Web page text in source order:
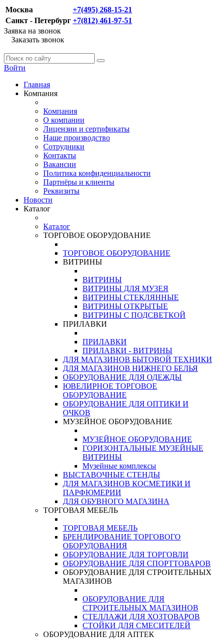
Москва
+7(495) 268-15-21
Санкт - Петербург +7(812) 461-97-51
Заявка на звонок
Заказать звонок
Войти
Главная
Компания
Компания
О компании
Лицензии и сертификаты
Наше производство
Сотрудники
Контакты
Вакансии
Политика конфиденциальности
Партнёры и клиенты
Реквизиты
Новости
Каталог
Каталог
ТОРГОВОЕ ОБОРУДОВАНИЕ
ТОРГОВОЕ ОБОРУДОВАНИЕ
ВИТРИНЫ
ВИТРИНЫ
ВИТРИНЫ ДЛЯ МУЗЕЯ
ВИТРИНЫ СТЕКЛЯННЫЕ
ВИТРИНЫ ОТКРЫТЫЕ
ВИТРИНЫ С ПОДСВЕТКОЙ
ПРИЛАВКИ
ПРИЛАВКИ
ПРИЛАВКИ - ВИТРИНЫ
ДЛЯ МАГАЗИНОВ БЫТОВОЙ ТЕХНИКИ
ДЛЯ МАГАЗИНОВ НИЖНЕГО БЕЛЬЯ
ОБОРУДОВАНИЕ ДЛЯ ОДЕЖДЫ
ЮВЕЛИРНОЕ ТОРГОВОЕ
ОБОРУДОВАНИЕ
ОБОРУДОВАНИЕ ДЛЯ ОПТИКИ И
ОЧКОВ
МУЗЕЙНОЕ ОБОРУДОВАНИЕ
МУЗЕЙНОЕ ОБОРУДОВАНИЕ
ГОРИЗОНТАЛЬНЫЕ МУЗЕЙНЫЕ
ВИТРИНЫ
Музейные комплексы
ВЫСТАВОЧНЫЕ СТЕНДЫ
ДЛЯ МАГАЗИНОВ КОСМЕТИКИ И
ПАРФЮМЕРИИ
ДЛЯ ОБУВНОГО МАГАЗИНА
ТОРГОВАЯ МЕБЕЛЬ
ТОРГОВАЯ МЕБЕЛЬ
БРЕНДИРОВАНИЕ ТОРГОВОГО
ОБОРУДОВАНИЯ
ОБОРУДОВАНИЕ ДЛЯ ТОРГОВЛИ
ОБОРУДОВАНИЕ ДЛЯ СПОРТТОВАРОВ
ОБОРУДОВАНИЕ ДЛЯ СТРОИТЕЛЬНЫХ
МАГАЗИНОВ
ОБОРУДОВАНИЕ ДЛЯ
СТРОИТЕЛЬНЫХ МАГАЗИНОВ
СТЕЛЛАЖИ ДЛЯ ХОЗТОВАРОВ
СТОЙКИ ДЛЯ СМЕСИТЕЛЕЙ
ОБОРУДОВАНИЕ ДЛЯ АПТЕК